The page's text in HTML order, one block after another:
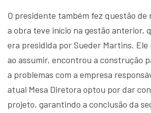
O presidente também fez questão de
a obra teve início na gestão anterior,
era presidida por Sueder Martins. Ele
ao assumir, encontrou a construção
a problemas com a empresa
atual Mesa Diretora optou por dar
projeto, garantindo a conclusão da